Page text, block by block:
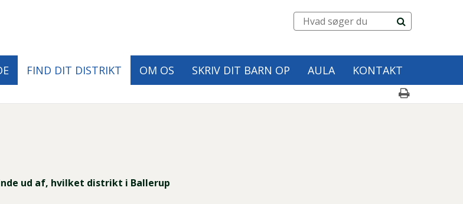
FIND DIT DISTRIKT OM OS SKRIV DIT BARN OP AULA KONTAKT
ud af, hvilket distrikt i Ballerup